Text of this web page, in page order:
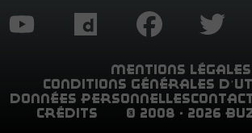
mentions légales
conditions générales
données personnelles
crédits
© 2008 - 2026